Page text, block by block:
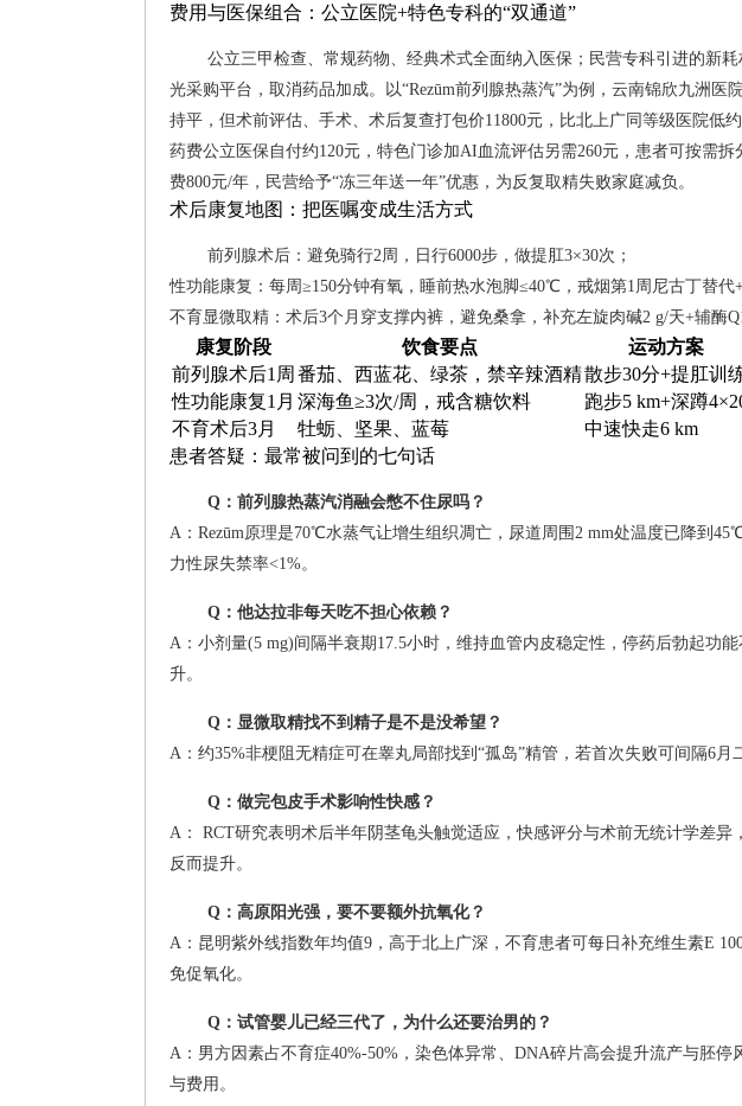
费用与医保组合：公立医院+特色专科的“双通道”
公立三甲检查、常规药物、经典术式全面纳入医保；民营专科引进的新
光采购平台，取消药品加成。以“Rezūm前列腺热蒸汽”为例，云南锦欣九洲医
持平，但术前评估、手术、术后复查打包价11800元，比北上广同等级医院低
药费公立医保自付约120元，特色门诊加AI血流评估另需260元，患者可按需
费800元/年，民营给予“冻三年送一年”优惠，为反复取精失败家庭减负。
术后康复地图：把医嘱变成生活方式
前列腺术后：避免骑行2周，日行6000步，做提肛3×30次；
性功能康复：每周≥150分钟有氧，睡前热水泡脚≤40℃，戒烟第1周尼古丁替代
不育显微取精：术后3个月穿支撑内裤，避免桑拿，补充左旋肉碱2 g/天+辅酶
康复阶段 饮食要点 运动方案
前列腺术后1周 番茄、西蓝花、绿茶，禁辛辣酒精散步30分+提肛训
性功能康复1月 深海鱼≥3次/周，戒含糖饮料 跑步5 km+深蹲
不育术后3月
牡蛎、坚果、蓝莓 中速快走6 km
患者答疑：最常被问到的七句话
Q：前列腺热蒸汽消融会憋不住尿吗？
A：Rezūm原理是70℃水蒸气让增生组织凋亡，尿道周围2 mm处温度已降到
力性尿失禁率<1%。
Q：他达拉非每天吃不担心依赖？
A：小剂量(5 mg)间隔半衰期17.5小时，维持血管内皮稳定性，停药后勃起功
升。
Q：显微取精找不到精子是不是没希望？
A：约35%非梗阻无精症可在睾丸局部找到“孤岛”精管，若首次失败可间隔6月
Q：做完包皮手术影响性快感？
A： RCT研究表明术后半年阴茎龟头触觉适应，快感评分与术前无统计学差
反而提升。
Q：高原阳光强，要不要额外抗氧化？
A：昆明紫外线指数年均值9，高于北上广深，不育患者可每日补充维生素E
免促氧化。
Q：试管婴儿已经三代了，为什么还要治男的？
A：男方因素占不育症40%-50%，染色体异常、DNA碎片高会提升流产与胚
与费用。